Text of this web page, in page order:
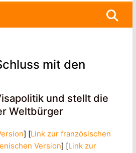
mit den
und stellt die
Weltbürger
] [Link zur französischen
Version] [Link zur